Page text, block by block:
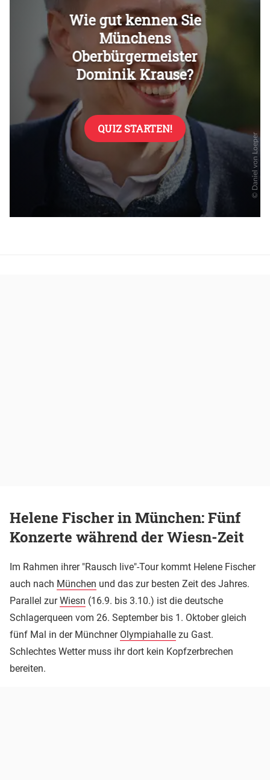
Überspringen
Helene Fischer in München: Fünf
Konzerte während der Wiesn-Zeit
Im Rahmen ihrer "Rausch live"-Tour kommt Helene Fischer
auch nach München und das zur besten Zeit des Jahres.
Parallel zurWiesn (16.9. bis 3.10.) ist die deutsche
Schlagerqueen vom 26. September bis 1. Oktober gleich
fünf Mal in der Münchner Olympiahalle zu Gast.
Schlechtes Wetter muss ihr dort kein Kopfzerbrechen
bereiten.